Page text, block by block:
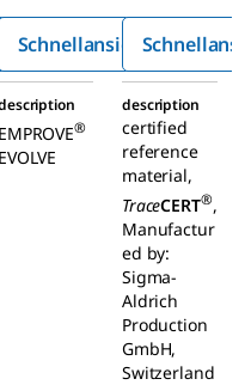
d
d
Schnellansicht
EMPROVE®
EVOLVE
description
certified
reference
material,
TraceCERT®,
Manufactur
ed by:
Sigma-
Aldrich
Production
GmbH,
Switzerland